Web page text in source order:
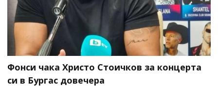
Фонси чака Христо Стоичков за концерта
си в Бургас довечера